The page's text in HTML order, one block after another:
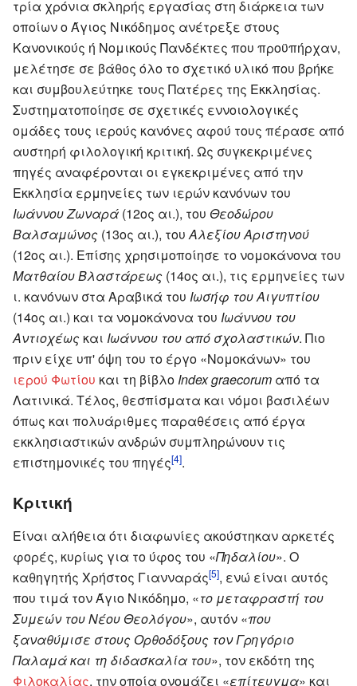
τρία χρόνια σκληρής εργασίας στη διάρκεια των
οποίων ο Άγιος Νικόδημος ανέτρεξε στους
Κανονικούς ή Νομικούς Πανδέκτες που προϋπήρχαν,
μελέτησε σε βάθος όλο το σχετικό υλικό που βρήκε
και συμβουλεύτηκε τους Πατέρες της Εκκλησίας.
Συστηματοποίησε σε σχετικές εννοιολογικές
ομάδες τους ιερούς κανόνες αφού τους πέρασε από
αυστηρή φιλολογική κριτική. Ως συγκεκριμένες
πηγές αναφέρονται οι εγκεκριμένες από την
Εκκλησία ερμηνείες των ιερών κανόνων του
Ιωάννου Ζωναρά (12ος αι.), του Θεοδώρου
Βαλσαμώνος (13ος αι.), τουΑλεξίου Αριστηνού
(12ος αι.). Επίσης χρησιμοποίησε το νομοκάνονα του
Ματθαίου Βλαστάρεως (14ος αι.), τις ερμηνείες των
ι. κανόνων στα Αραβικά του Ιωσήφ του Αιγυπτίου
(14ος αι.) και τα νομοκάνονα του Ιωάννου του
Αντιοχέως και Ιωάννου του από σχολαστικών. Πιο
πριν είχε υπ' όψη του το έργο «Νομοκάνων» του
ιερού Φωτίου και τη βίβλο Index graecorum από τα
Λατινικά. Τέλος, θεσπίσματα και νόμοι βασιλέων
όπως και πολυάριθμες παραθέσεις από έργα
εκκλησιαστικών ανδρών συμπληρώνουν τις
επιστημονικές του πηγές[4].
Κριτική
Είναι αλήθεια ότι διαφωνίες ακούστηκαν αρκετές
φορές, κυρίως για το ύφος του «Πηδαλίου». Ο
καθηγητής Χρήστος Γιανναράς[5], ενώ είναι αυτός
που τιμά τον Άγιο Νικόδημο, «το μεταφραστή του
Συμεών του Νέου Θεολόγου», αυτόν «που
ξαναθύμισε στους Ορθοδόξους τον Γρηγόριο
Παλαμά και τη διδασκαλία του», τον εκδότη της
Φιλοκαλίας, την οποία ονομάζει «επίτευγμα» και